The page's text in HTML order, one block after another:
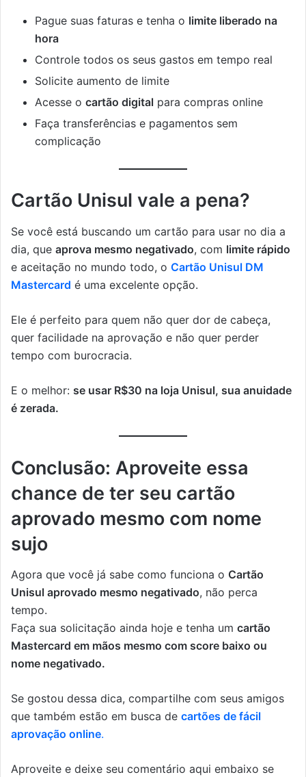
Pague suas faturas e tenha o limite liberado na
hora
Controle todos os seus gastos em tempo real
Solicite aumento de limite
Acesse o cartão digital para compras online
Faça transferências e pagamentos sem
complicação
Cartão Unisul vale a pena?
Se você está buscando um cartão para usar no dia a
dia, que aprova mesmo negativado, com limite rápido
e aceitação no mundo todo, o Cartão Unisul DM
Mastercard é uma excelente opção.
Ele é perfeito para quem não quer dor de cabeça,
quer facilidade na aprovação e não quer perder
tempo com burocracia.
E o melhor: se usar R$30 na loja Unisul, sua anuidade
é zerada.
Conclusão: Aproveite essa
chance de ter seu cartão
aprovado mesmo com nome
sujo
Agora que você já sabe como funciona o Cartão
Unisul aprovado mesmo negativado, não perca
tempo.
Faça sua solicitação ainda hoje e tenha um cartão
Mastercard em mãos mesmo com score baixo ou
nome negativado.
Se gostou dessa dica, compartilhe com seus amigos
que também estão em busca de cartões de fácil
aprovação online.
Aproveite e deixe seu comentário aqui embaixo se